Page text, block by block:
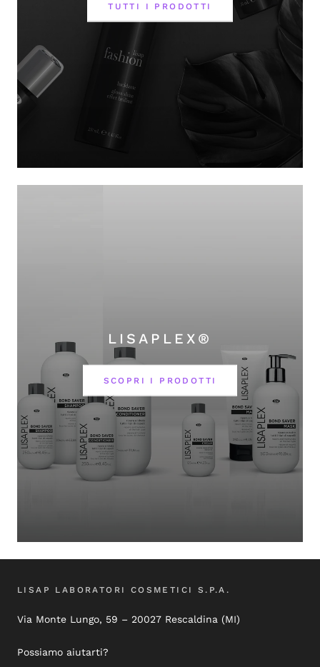
TUTTI I PRODOTTI
LISAPLEX®
SCOPRI I PRODOTTI
LISAP LABORATORI COSMETICI S.P.A.
Via Monte Lungo, 59 – 20027 Rescaldina (MI)
Possiamo aiutarti?